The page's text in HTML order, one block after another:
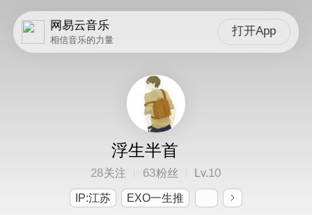
网易云音乐
相信音乐的力量
打开App
浮生半首
28关注 63粉丝 Lv.10
IP:江苏 EXO一生推